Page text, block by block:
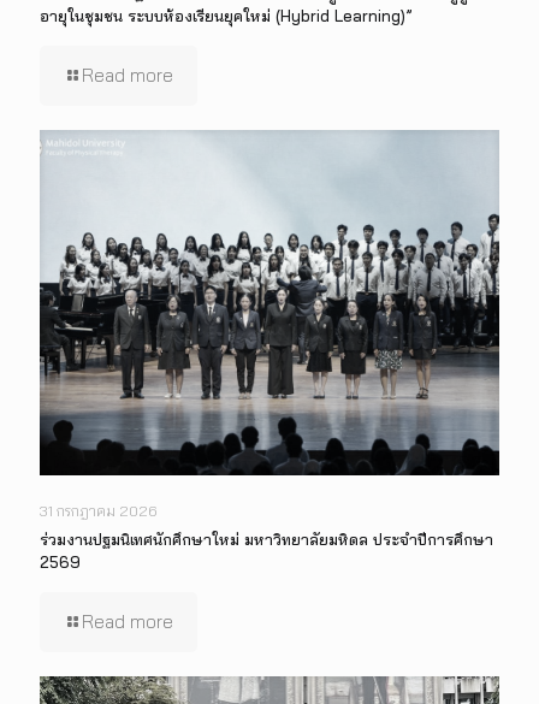
อายุในชุมชน ระบบห้องเรียนยุคใหม่ (Hybrid Learning)”
Read more
31 กรกฎาคม 2026
ร่วมงานปฐมนิเทศนักศึกษาใหม่ มหาวิทยาลัยมหิดล ประจำปีการศึกษา
2569
Read more